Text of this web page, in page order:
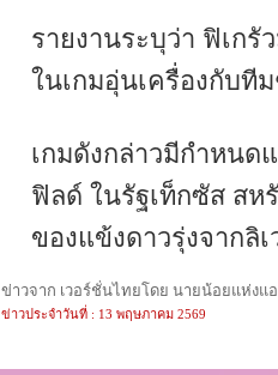
รายงานระบุว่า ฟิเก
ในเกมอุ่นเครื่องกับที
เกมดังกล่าวมีกำหน
ฟิลด์ ในรัฐเท็กซัส สห
ของแข้งดาวรุ่งจากลิ
ข่าวจาก เวอร์ชั่นไทยโดย นายน้อยแห่งแ
ข่าวประจำวันที่ : 13 พฤษภาคม 2569